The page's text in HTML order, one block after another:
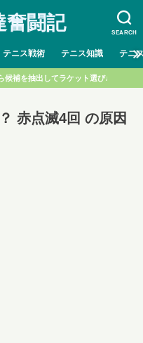
SEARCH
奮闘記
テニス戦術 テニス知識 テニ
候補を抽出してラケット選び♩
赤点滅4回 の原因